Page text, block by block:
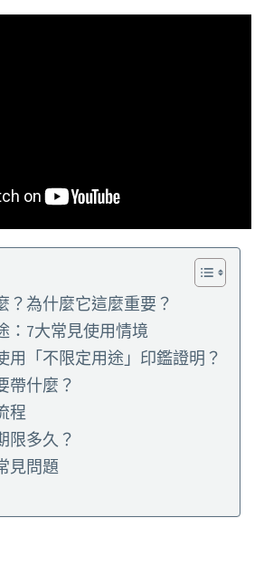
？為什麼它這麼重要？
：7大常見使用情境
用「不限定用途」印鑑證明？
帶什麼？
程
限多久？
見問題